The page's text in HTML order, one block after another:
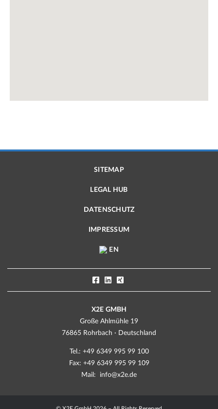
SITEMAP
LEGAL HUB
DATENSCHUTZ
IMPRESSUM
EN
X2E GMBH
Große Ahlmühle 19
76865 Rohrbach · Deutschland
Tel.: +49 6349 995 99 100
Fax: +49 6349 995 99 109
Mail: info@x2e.de